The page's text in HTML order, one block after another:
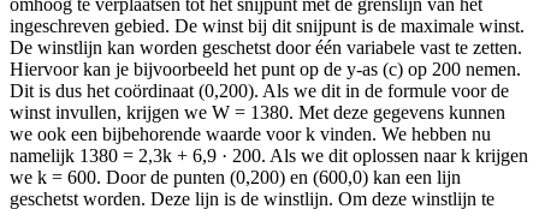
omhoog te verplaatsen tot het snijpunt met de grenslijn van het
ingeschreven gebied. De winst bij dit snijpunt is de maximale winst.
De winstlijn kan worden geschetst door één variabele vast te zetten.
Hiervoor kan je bijvoorbeeld het punt op de y-as (c) op 200 nemen.
Dit is dus het coördinaat (0,200). Als we dit in de formule voor de
winst invullen, krijgen we W = 1380. Met deze gegevens kunnen
we ook een bijbehorende waarde voor k vinden. We hebben nu
namelijk 1380 = 2,3k + 6,9 · 200. Als we dit oplossen naar k krijgen
we k = 600. Door de punten (0,200) en (600,0) kan een lijn
geschetst worden. Deze lijn is de winstlijn. Om deze winstlijn te